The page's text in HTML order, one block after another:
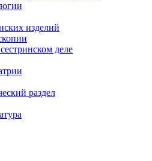
изделий
деле
раздел